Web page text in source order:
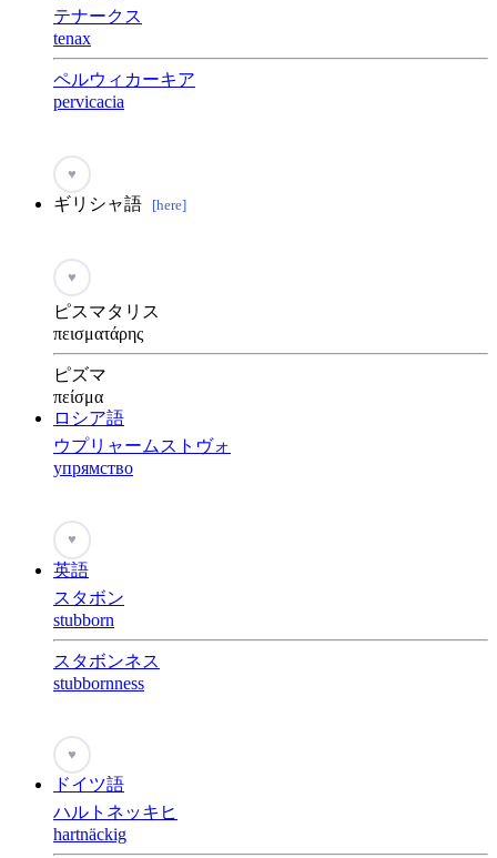
テナークス
tenax
ペルウィカーキア
pervicacia
♥
ギリシャ語 [here]
♥
ピスマタリス
πεισματάρης
ピズマ
πείσμα
ロシア語
ウプリャームストヴォ
упрямство
♥
英語
スタボン
stubborn
スタボンネス
stubbornness
♥
ドイツ語
ハルトネッキヒ
hartnäckig